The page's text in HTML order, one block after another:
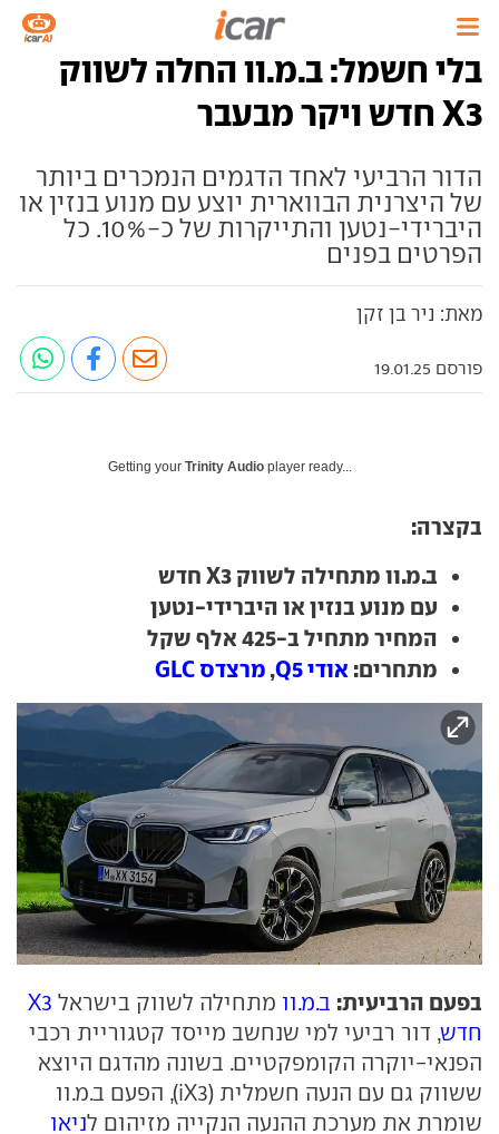
בלי חשמל: ב.מ.וו החלה לשווק
X3 חדש ויקר מבעבר
הדור הרביעי לאחד הדגמים הנמכרים ביותר
של היצרנית הבווארית יוצע עם מנוע בנזין או
היברידי-נטען והתייקרות של כ-10%. כל
הפרטים בפנים
מאת: ניר בן זקן
פורסם 19.01.25
Getting your Trinity Audio player ready...
בקצרה:
ב.מ.וו מתחילה לשווק X3 חדש
עם מנוע בנזין או היברידי-נטען
המחיר מתחיל ב-425 אלף שקל
מתחרים: אודי Q5 , מרצדס GLC
בפעם הרביעית: ב.מ.וו מתחילה לשווק בישראל X3
חדש, דור רביעי למי שנחשב מייסד קטגוריית רכבי
הפנאי-יוקרה הקומפקטיים. בשונה מהדגם היוצא
ששווק גם עם הנעה חשמלית (iX3), הפעם ב.מ.וו
שומרת את מערכת ההנעה הנקייה מזיהום לניאו